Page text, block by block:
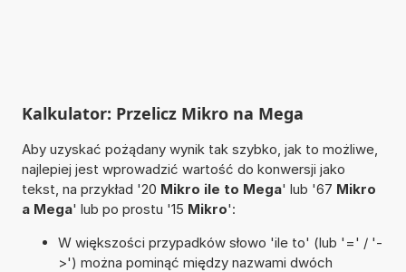
Kalkulator: Przelicz Mikro na Mega
Aby uzyskać pożądany wynik tak szybko, jak to możliwe,
najlepiej jest wprowadzić wartość do konwersji jako
tekst, na przykład '20 Mikro ile to Mega' lub '67 Mikro
a Mega' lub po prostu '15 Mikro':
W większości przypadków słowo 'ile to' (lub '=' / '-
>') można pominąć między nazwami dwóch